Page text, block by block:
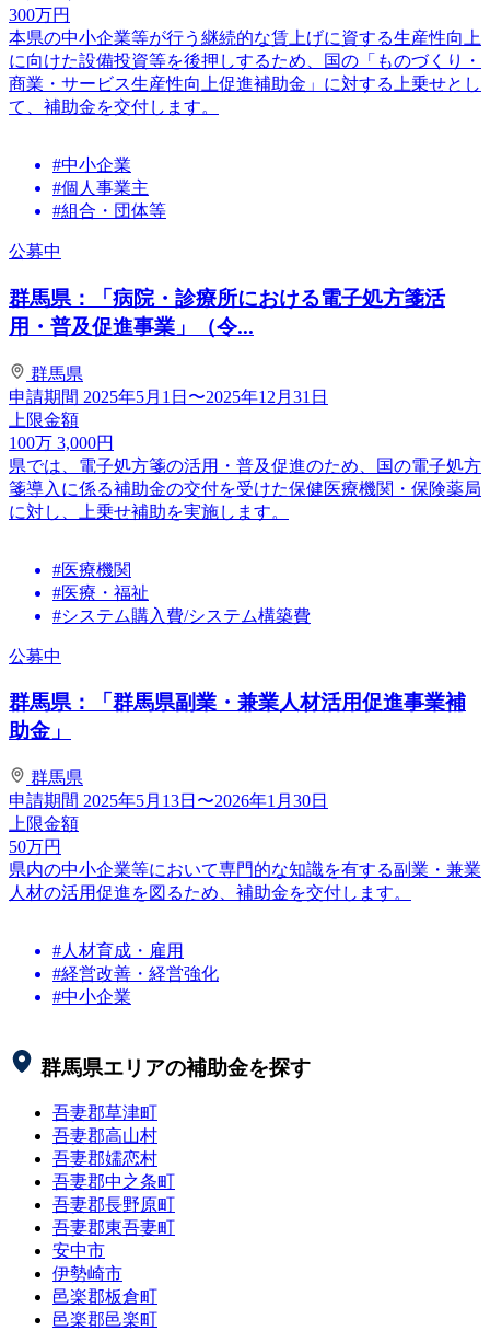
300万円
本県の中小企業等が行う継続的な賃上げに資する生産性向上
に向けた設備投資等を後押しするため、国の「ものづくり・
商業・サービス生産性向上促進補助金」に対する上乗せとし
て、補助金を交付します。
#中小企業
#個人事業主
#組合・団体等
公募中
群馬県：「病院・診療所における電子処方箋活
用・普及促進事業」（令...
群馬県
申請期間 2025年5月1日〜2025年12月31日
上限金額
100万 3,000円
県では、電子処方箋の活用・普及促進のため、国の電子処方
箋導入に係る補助金の交付を受けた保健医療機関・保険薬局
に対し、上乗せ補助を実施します。
#医療機関
#医療・福祉
#システム購入費/システム構築費
公募中
群馬県：「群馬県副業・兼業人材活用促進事業補
助金」
群馬県
申請期間 2025年5月13日〜2026年1月30日
上限金額
50万円
県内の中小企業等において専門的な知識を有する副業・兼業
人材の活用促進を図るため、補助金を交付します。
#人材育成・雇用
#経営改善・経営強化
#中小企業
群馬県エリアの補助金を探す
吾妻郡草津町
吾妻郡高山村
吾妻郡嬬恋村
吾妻郡中之条町
吾妻郡長野原町
吾妻郡東吾妻町
安中市
伊勢崎市
邑楽郡板倉町
邑楽郡邑楽町